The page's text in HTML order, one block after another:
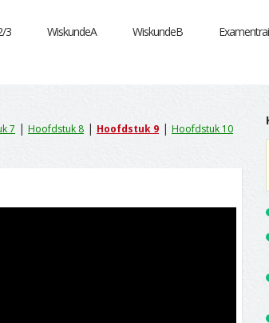
3 WiskundeA WiskundeB
7 | Hoofdstuk 8 | Hoofdstuk 9 | Hoofdstuk 10